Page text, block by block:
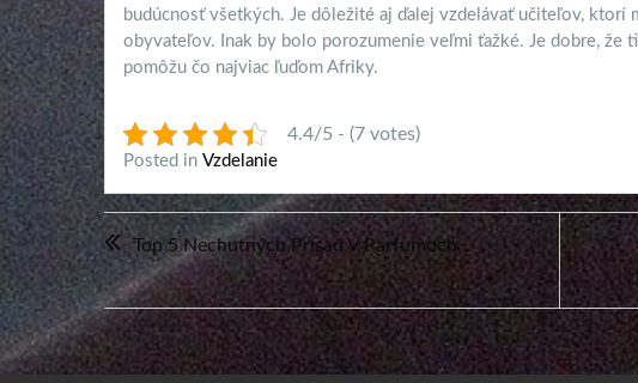
budúcnosť všetkých. Je dôležité aj ďalej vzdelávať učiteľov, ktorí
obyvateľov. Inak by bolo porozumenie veľmi ťažké. Je dobre, že
pomôžu čo najviac ľuďom Afriky.
4.4/5 - (7 votes)
Posted in Vzdelanie
Navigácia
v
článku
Top 5 Nechutných Prísad V Parfumoch